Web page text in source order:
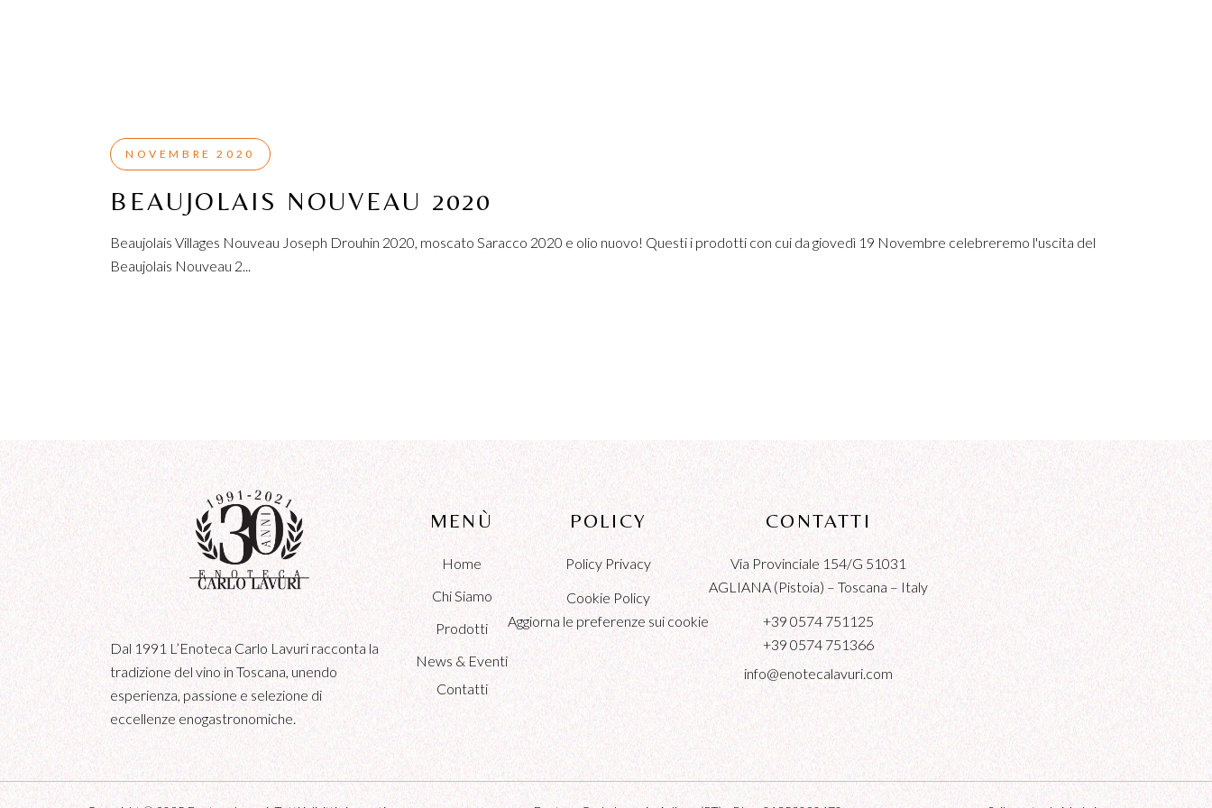
NOVEMBRE 2020
BEAUJOLAIS NOUVEAU 2020
Beaujolais Villages Nouveau Joseph Drouhin 2020, moscato Saracco 2020 e olio nuovo! Questi i prodotti con cui da giovedì 19 Novembre celebreremo l'uscita del
Beaujolais Nouveau 2...
Dal 1991 L’Enoteca Carlo Lavuri racconta la
tradizione del vino in Toscana, unendo
esperienza, passione e selezione di
eccellenze enogastronomiche.
MENÙ
Home
Chi Siamo
Prodotti
News & Eventi
Contatti
POLICY
Policy Privacy
Cookie Policy
Aggiorna le preferenze sui cookie
CONTATTI
Via Provinciale 154/G 51031
AGLIANA (Pistoia) – Toscana – Italy
+39 0574 751125
+39 0574 751366
info@enotecalavuri.com